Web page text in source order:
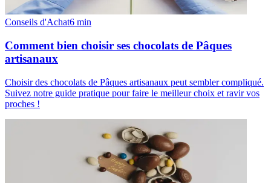
Conseils d'Achat6 min
Comment bien choisir ses chocolats de Pâques
artisanaux
Choisir des chocolats de Pâques artisanaux peut sembler compliqué.
Suivez notre guide pratique pour faire le meilleur choix et ravir vos
proches !